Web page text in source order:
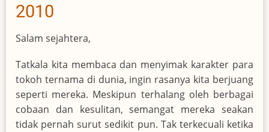
2010
Salam sejahtera,
Tatkala kita membaca dan menyimak karakter para
tokoh ternama di dunia, ingin rasanya kita berjuang
seperti mereka. Meskipun terhalang oleh berbagai
cobaan dan kesulitan, semangat mereka seakan
tidak pernah surut sedikit pun. Tak terkecuali ketika